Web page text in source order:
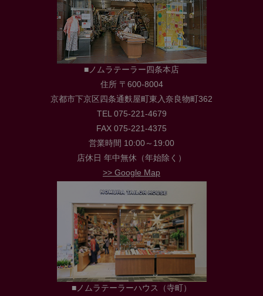
■ノムラテーラー四条本店
住所 〒600-8004
京都市下京区四条通麩屋町東入奈良物町362
TEL 075-221-4679
FAX 075-221-4375
営業時間 10:00～19:00
店休日 年中無休（年始除く）
>> Google Map
■ノムラテーラーハウス（寺町）